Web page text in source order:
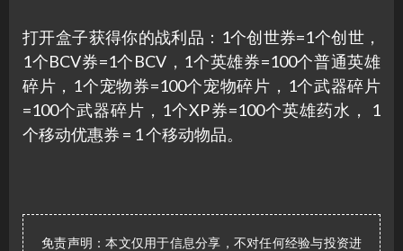
打开盒子获得你的战利品：1个创世券=1个创世，
1个BCV券=1个BCV，1个英雄券=100个普通英雄
碎片，1个宠物券=100个宠物碎片，1个武器碎片
=100个武器碎片，1个XP券=100个英雄药水， 1
个移动优惠券 = 1 个移动物品。
免责声明：本文仅用于信息分享，不对任何经验与投资进